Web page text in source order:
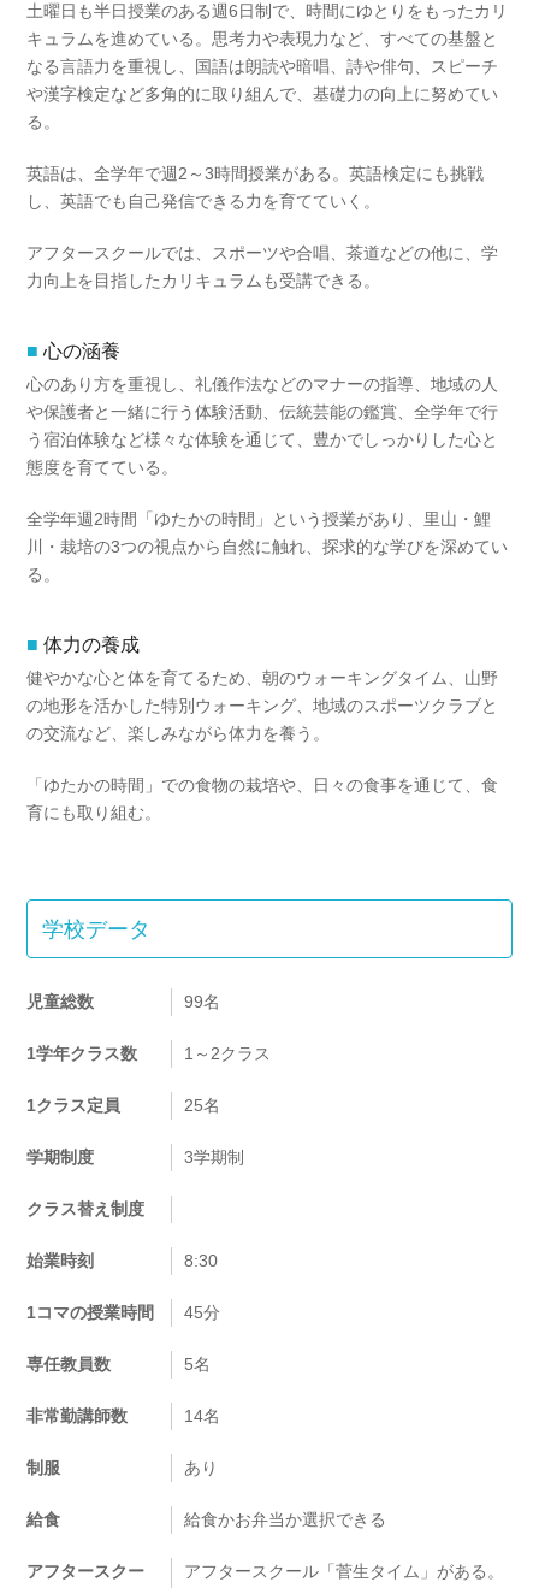
土曜日も半日授業のある週6日制で、時間にゆとりをもったカリ
キュラムを進めている。思考力や表現力など、すべての基盤と
なる言語力を重視し、国語は朗読や暗唱、詩や俳句、スピーチ
や漢字検定など多角的に取り組んで、基礎力の向上に努めてい
る。
英語は、全学年で週2～3時間授業がある。英語検定にも挑戦
し、英語でも自己発信できる力を育てていく。
アフタースクールでは、スポーツや合唱、茶道などの他に、学
力向上を目指したカリキュラムも受講できる。
心の涵養
心のあり方を重視し、礼儀作法などのマナーの指導、地域の人
や保護者と一緒に行う体験活動、伝統芸能の鑑賞、全学年で行
う宿泊体験など様々な体験を通じて、豊かでしっかりした心と
態度を育てている。
全学年週2時間「ゆたかの時間」という授業があり、里山・鯉
川・栽培の3つの視点から自然に触れ、探求的な学びを深めてい
る。
体力の養成
健やかな心と体を育てるため、朝のウォーキングタイム、山野
の地形を活かした特別ウォーキング、地域のスポーツクラブと
の交流など、楽しみながら体力を養う。
「ゆたかの時間」での食物の栽培や、日々の食事を通じて、食
育にも取り組む。
学校データ
児童総数 99名
1学年クラス数 1～2クラス
1クラス定員 25名
学期制度 3学期制
クラス替え制度
始業時刻 8:30
1コマの授業時間 45分
専任教員数 5名
非常勤講師数 14名
制服 あり
給食 給食かお弁当か選択できる
アフタースクー アフタースクール「菅生タイム」がある。